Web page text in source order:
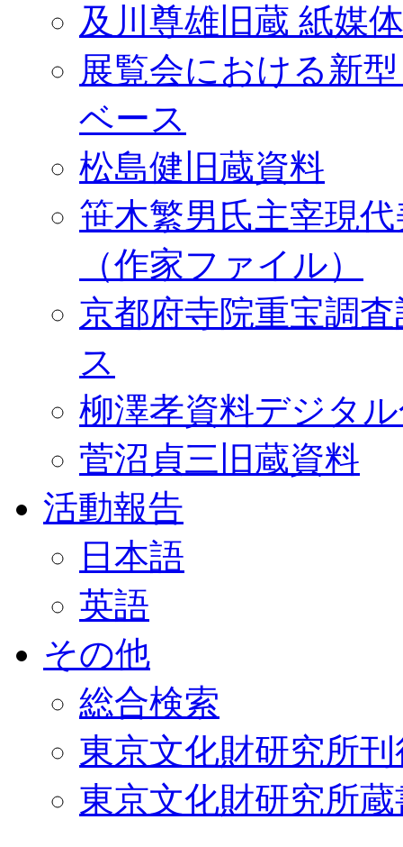
及川尊雄旧蔵 紙媒
展覧会における新
ベース
松島健旧蔵資料
笹木繁男氏主宰現
（作家ファイル）
京都府寺院重宝調
ス
柳澤孝資料デジタ
菅沼貞三旧蔵資料
活動報告
日本語
英語
その他
総合検索
東京文化財研究所
東京文化財研究所